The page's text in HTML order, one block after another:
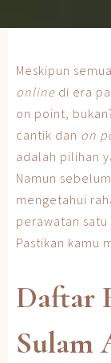
Meskipun
online di era
on point,
cantik dan on
adalah pilihan
Namun
mengetahui
perawatan satu
Pastikan kamu
Daftar
Sulam